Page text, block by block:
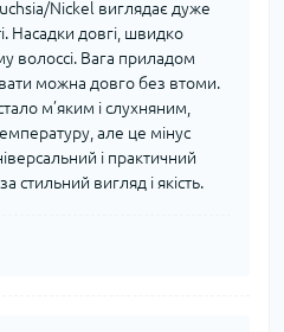
Nickel виглядає дуже
Насадки довгі, швидко
волоссі. Вага приладом
можна довго без втоми.
м’яким і слухняним,
але це мінус
і практичний
стильний вигляд і якість.